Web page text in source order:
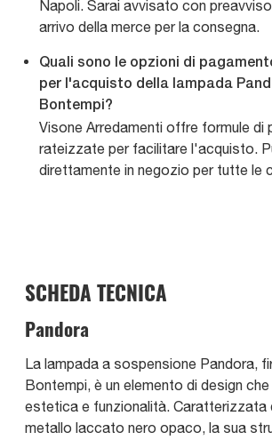
Napoli. Sarai avvisato con
arrivo della merce per la consegna.
Quali sono le opzioni di
per l'acquisto della lampada
Bontempi?
Visone Arredamenti offre formule di
rateizzate per facilitare l'acquisto.
direttamente in negozio per tutte le
SCHEDA TECNICA
Pandora
La lampada a sospensione Pandora,
Bontempi, è un elemento di design
estetica e funzionalità. Caratterizzata
metallo laccato nero opaco, la sua